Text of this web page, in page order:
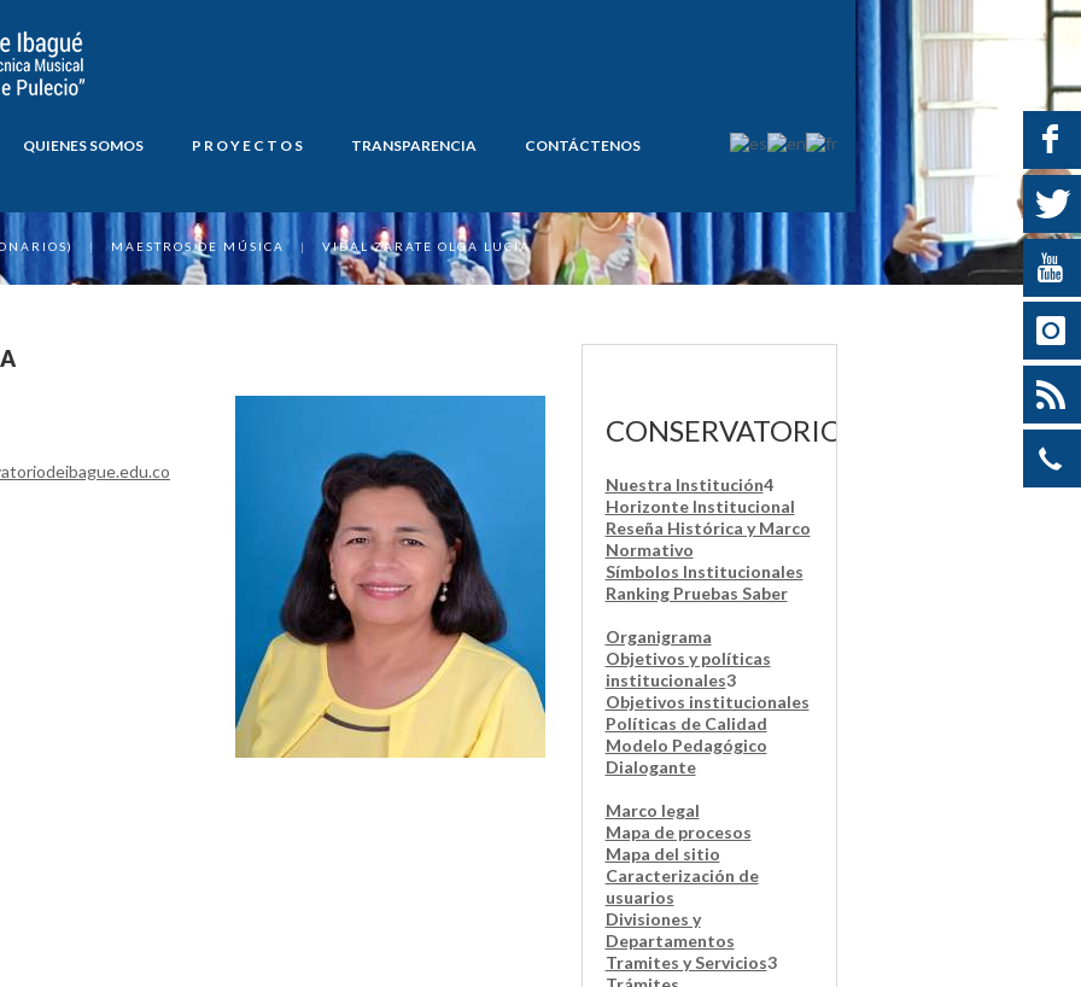
QUIENES SOMOS P R O Y E C T O S TRANSPARENCIA CONTÁCTENOS
| MAESTROS DE MÚSICA | VIDAL ZARATE OLGA LUCIA
CONSERVATORIO
Nuestra Institución4
Horizonte Institucional
Reseña Histórica y Marco
Normativo
Símbolos Institucionales
Ranking Pruebas Saber
Organigrama
Objetivos y políticas
institucionales3
Objetivos institucionales
Políticas de Calidad
Modelo Pedagógico
Dialogante
Marco legal
Mapa de procesos
Mapa del sitio
Caracterización de
usuarios
Divisiones y
Departamentos
Tramites y Servicios3